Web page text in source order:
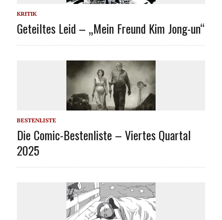
KRITIK
Geteiltes Leid – „Mein Freund Kim Jong-un“
BESTENLISTE
Die Comic-Bestenliste – Viertes Quartal
2025